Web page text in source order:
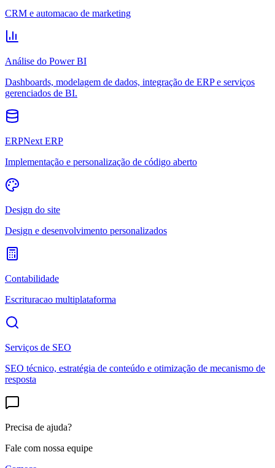
CRM e automacao de marketing
Análise do Power BI
Dashboards, modelagem de dados, integração de ERP e serviços
gerenciados de BI.
ERPNext ERP
Implementação e personalização de código aberto
Design do site
Design e desenvolvimento personalizados
Contabilidade
Escrituracao multiplataforma
Serviços de SEO
SEO técnico, estratégia de conteúdo e otimização de mecanismo de
resposta
Precisa de ajuda?
Fale com nossa equipe